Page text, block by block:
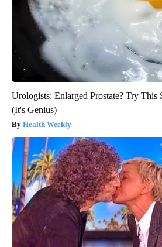
Urologists: Enlarged Prostate? Try
(It's Genius)
Health Weekly